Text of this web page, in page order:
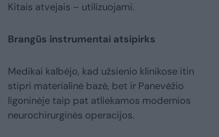
Kitais atvejais – utilizuojami.
Brangūs instrumentai atsipirks
Medikai kalbėjo, kad užsienio klinikose itin
stipri materialinė bazė, bet ir Panevėžio
ligoninėje taip pat atliekamos modernios
neurochirurginės operacijos.